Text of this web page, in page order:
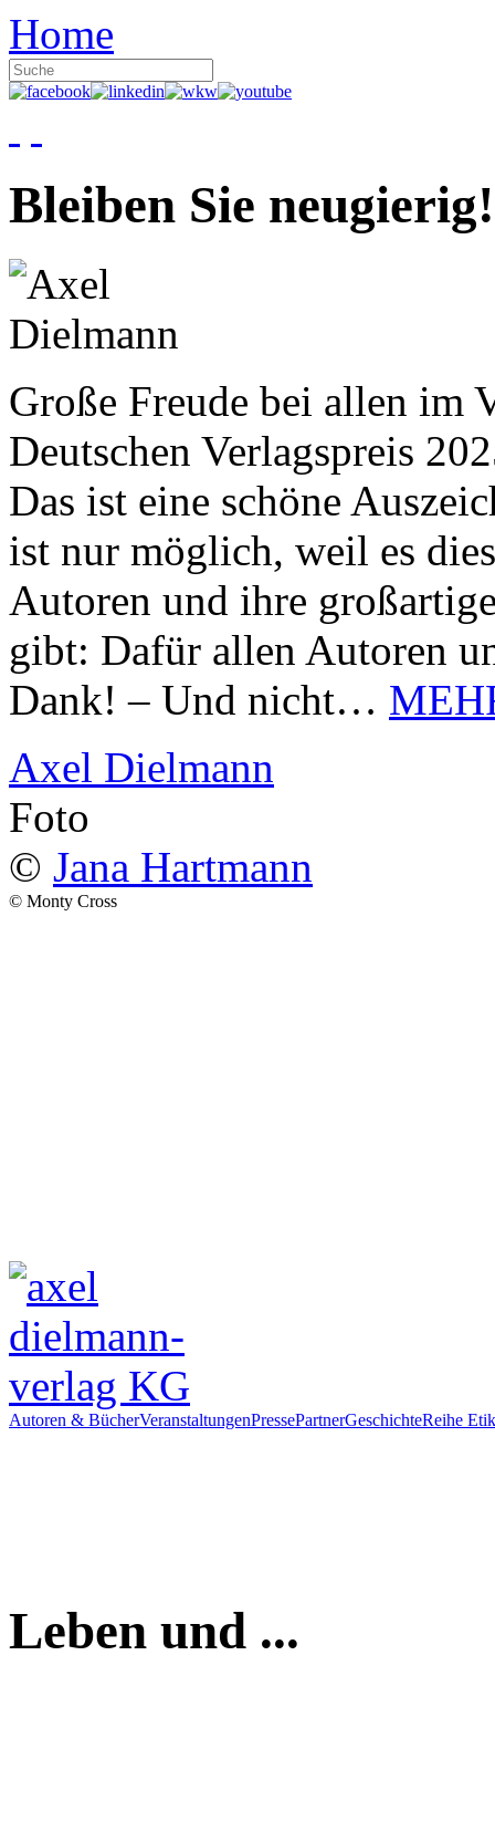
Home
Bleiben Sie neugierig!
Große Freude bei allen im
Deutschen Verlagspreis
Das ist eine schöne
ist nur möglich, weil es
Autoren und ihre
gibt: Dafür allen Autoren
Dank! – Und nicht…
Axel Dielmann
Foto
© Jana Hartmann
© Monty Cross
Autoren & BücherVeranstaltungenPressePartnerGeschichteReihe
Leben und ...